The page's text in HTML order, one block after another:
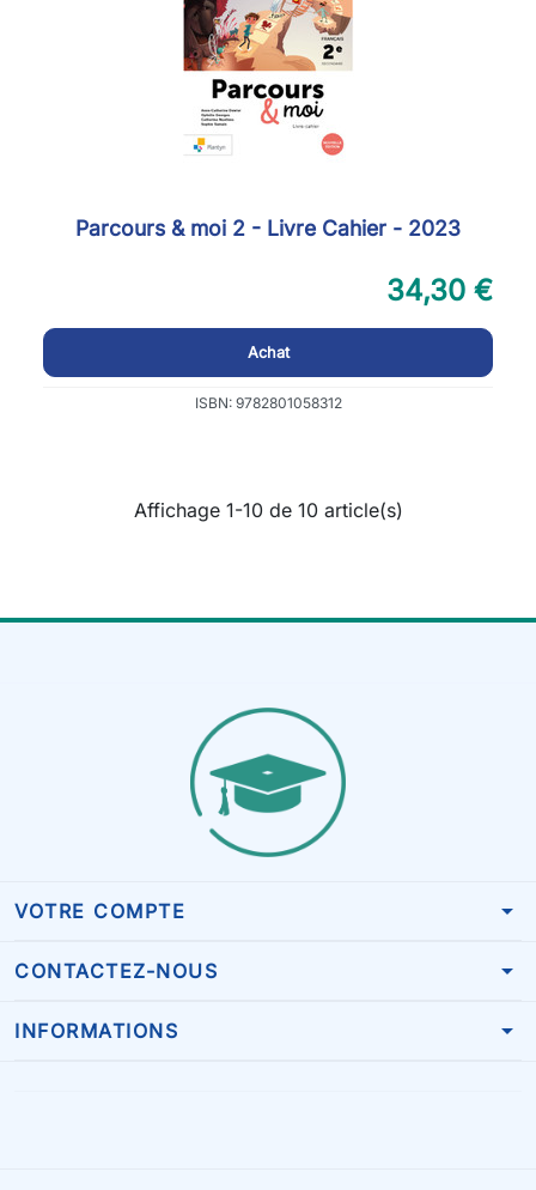
Parcours & moi 2 - Livre Cahier - 2023
34,30 €
Achat
ISBN: 9782801058312
Affichage 1-10 de 10 article(s)
VOTRE COMPTE arrow_drop_down
CONTACTEZ-NOUS arrow_drop_down
INFORMATIONS arrow_drop_down